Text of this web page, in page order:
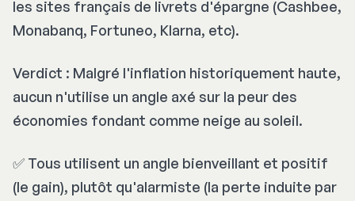
les sites français de livrets d'épargne (Cashbee,
Monabanq, Fortuneo, Klarna, etc).
Verdict : Malgré l'inflation historiquement haute,
aucun n'utilise un angle axé sur la peur des
économies fondant comme neige au soleil.
✅ Tous utilisent un angle bienveillant et positif
(le gain), plutôt qu'alarmiste (la perte induite par